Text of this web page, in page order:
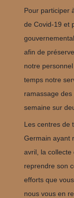
Pour participer
de Covid-19 et
afin de
notre
temps notre
ramassage
semaine sur
Les centres de
Germain ayant
avril, la collecte
reprendre son
efforts que
nous vous en